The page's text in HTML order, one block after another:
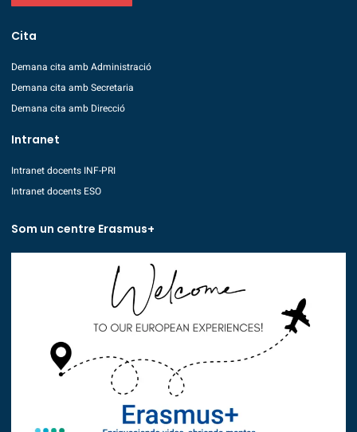
Cita
Demana cita amb Administració
Demana cita amb Secretaria
Demana cita amb Direcció
Intranet
Intranet docents INF-PRI
Intranet docents ESO
Som un centre Erasmus+